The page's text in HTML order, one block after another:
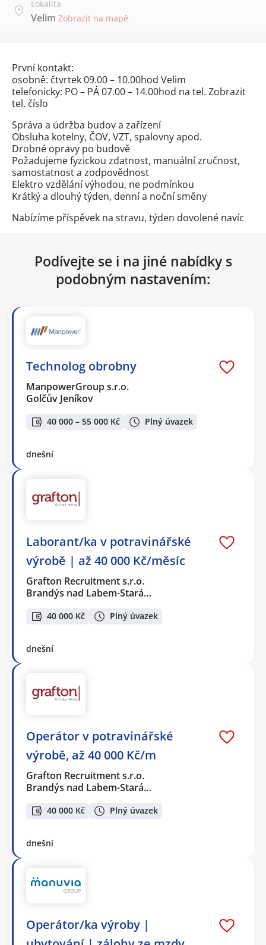
Lokalita
Velim Zobrazit na mapě
První kontakt:
osobně: čtvrtek 09.00 – 10.00hod Velim
telefonicky: PO – PÁ 07.00 – 14.00hod na tel. Zobrazit
tel. číslo
Správa a údržba budov a zařízení
Obsluha kotelny, ČOV, VZT, spalovny apod.
Drobné opravy po budově
Požadujeme fyzickou zdatnost, manuální zručnost,
samostatnost a zodpovědnost
Elektro vzdělání výhodou, ne podmínkou
Krátký a dlouhý týden, denní a noční směny
Nabízíme příspěvek na stravu, týden dovolené navíc
Podívejte se i na jiné nabídky s
podobným nastavením:
Technolog obrobny
ManpowerGroup s.r.o.
Golčův Jeníkov
40 000 – 55 000 Kč Plný úvazek
dnešní
Laborant/ka v potravinářské
výrobě | až 40 000 Kč/měsíc
Grafton Recruitment s.r.o.
Brandýs nad Labem-Stará…
40 000 Kč Plný úvazek
dnešní
Operátor v potravinářské
výrobě, až 40 000 Kč/m
Grafton Recruitment s.r.o.
Brandýs nad Labem-Stará…
40 000 Kč Plný úvazek
dnešní
Operátor/ka výroby |